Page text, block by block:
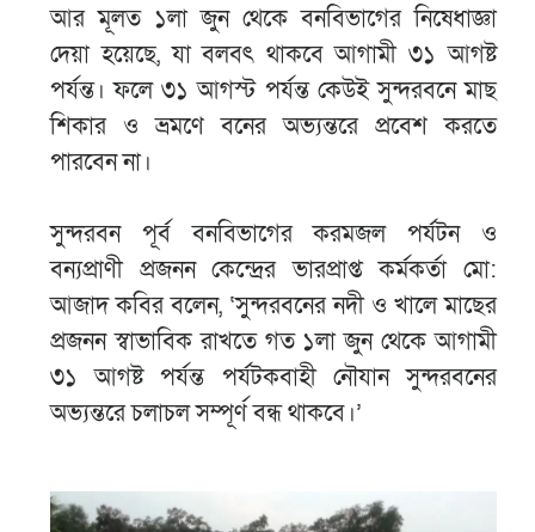
আর মূলত ১লা জুন থেকে বনবিভাগের নিষেধাজ্ঞা
দেয়া হয়েছে, যা বলবৎ থাকবে আগামী ৩১ আগষ্ট
পর্যন্ত। ফলে ৩১ আগস্ট পর্যন্ত কেউই সুন্দরবনে মাছ
শিকার ও ভ্রমণে বনের অভ্যন্তরে প্রবেশ করতে
পারবেন না।
সুন্দরবন পূর্ব বনবিভাগের করমজল পর্যটন ও
বন্যপ্রাণী প্রজনন কেন্দ্রের ভারপ্রাপ্ত কর্মকর্তা মো:
আজাদ কবির বলেন, ‘সুন্দরবনের নদী ও খালে মাছের
প্রজনন স্বাভাবিক রাখতে গত ১লা জুন থেকে আগামী
৩১ আগষ্ট পর্যন্ত পর্যটকবাহী নৌযান সুন্দরবনের
অভ্যন্তরে চলাচল সম্পূর্ণ বন্ধ থাকবে।’